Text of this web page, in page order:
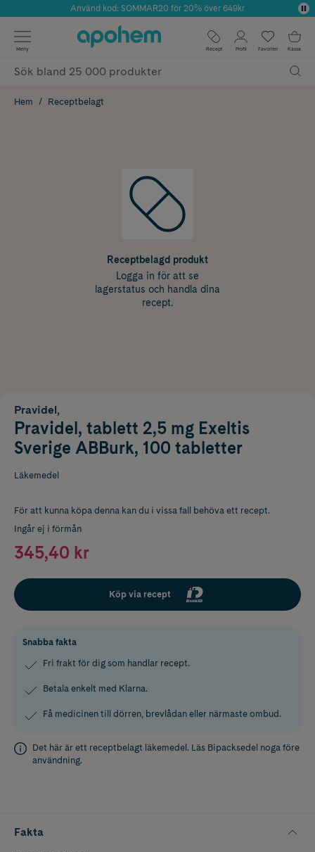
Årets Butik 2025 inom Skönhet
Använd kod: SOMMAR20 för 20% över 649kr
✓ Fri frakt
✓ Poäng på alla köp*
Meny Recept Profil Favoriter Kassa
Hem Receptbelagt
Receptbelagd produkt
Logga in för att se
lagerstatus och handla dina
recept.
Pravidel,
Pravidel, tablett 2,5 mg Exeltis
Sverige ABBurk, 100 tabletter
Läkemedel
För att kunna köpa denna kan du i vissa fall behöva ett recept.
Ingår ej i förmån
345,40 kr
Köp via recept
Snabba fakta
Fri frakt för dig som handlar recept.
Betala enkelt med Klarna.
Få medicinen till dörren, brevlådan eller närmaste ombud.
Det här är ett receptbelagt läkemedel. Läs Bipacksedel noga före
användning.
Fakta